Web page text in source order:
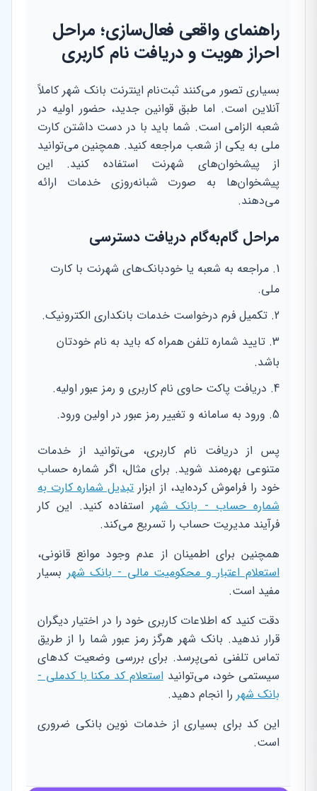
راهنمای واقعی فعال‌سازی؛ مراحل
احراز هویت و دریافت نام کاربری
بسیاری تصور می‌کنند ثبت‌نام اینترنت بانک شهر کاملاً
آنلاین است. اما طبق قوانین جدید، حضور اولیه در
شعبه الزامی است. شما باید با در دست داشتن کارت
ملی به یکی از شعب مراجعه کنید. همچنین می‌توانید
از پیشخوان‌های شهرنت استفاده کنید. این
پیشخوان‌ها به صورت شبانه‌روزی خدمات ارائه
می‌دهند.
مراحل گام‌به‌گام دریافت دسترسی
مراجعه به شعبه یا خودبانک‌های شهرنت با کارت
ملی.
تکمیل فرم درخواست خدمات بانکداری الکترونیک.
تایید شماره تلفن همراه که باید به نام خودتان
باشد.
دریافت پاکت حاوی نام کاربری و رمز عبور اولیه.
ورود به سامانه و تغییر رمز عبور در اولین ورود.
پس از دریافت نام کاربری، می‌توانید از خدمات
متنوعی بهره‌مند شوید. برای مثال، اگر شماره حساب
خود را فراموش کرده‌اید، از ابزارتبدیل شماره کارت به
شماره حساب - بانک شهر استفاده کنید. این کار
فرآیند مدیریت حساب را تسریع می‌کند.
همچنین برای اطمینان از عدم وجود موانع قانونی،
استعلام اعتبار و محکومیت مالی - بانک شهر بسیار
مفید است.
دقت کنید که اطلاعات کاربری خود را در اختیار دیگران
قرار ندهید. بانک شهر هرگز رمز عبور شما را از طریق
تماس تلفنی نمی‌پرسد. برای بررسی وضعیت کدهای
سیستمی خود، می‌توانیداستعلام کد مکنا با کدملی -
بانک شهر را انجام دهید.
این کد برای بسیاری از خدمات نوین بانکی ضروری
است.